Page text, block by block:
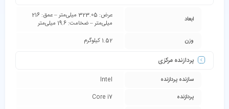
ابعاد
عرض: 323.05 میلی‌متر – عمق: 216
میلی‌متر – ضخامت: 19.6 میلی‌متر
وزن
1.52 کیلوگرم
پردازنده مرکزی
سازنده پردازنده
Intel
پردازنده
Core i7